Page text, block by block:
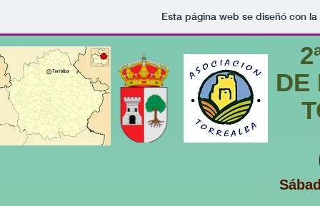
Esta página web se diseñó con
DE